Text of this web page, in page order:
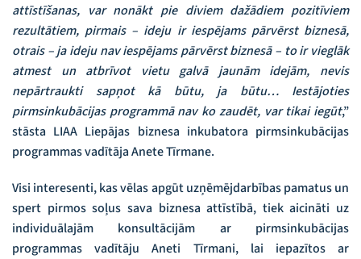
attīstīšanas, var nonākt pie diviem dažādiem pozitīviem
rezultātiem, pirmais – ideju ir iespējams pārvērst biznesā,
otrais – ja ideju nav iespējams pārvērst biznesā – to ir vieglāk
atmest un atbrīvot vietu galvā jaunām idejām, nevis
nepārtraukti sapņot kā būtu, ja būtu… Iestājoties
pirmsinkubācijas programmā nav ko zaudēt, var tikai iegūt,”
stāsta LIAA Liepājas biznesa inkubatora pirmsinkubācijas
programmas vadītāja Anete Tīrmane.
Visi interesenti, kas vēlas apgūt uzņēmējdarbības pamatus un
spert pirmos soļus sava biznesa attīstībā, tiek aicināti uz
individuālajām konsultācijām ar pirmsinkubācijas
programmas vadītāju Aneti Tīrmani, lai iepazītos ar